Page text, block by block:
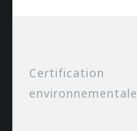
Certification
environnementale